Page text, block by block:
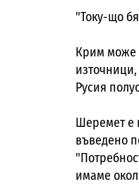
"Току-що
Крим може
Русия
Шеремет е
въведено
имаме